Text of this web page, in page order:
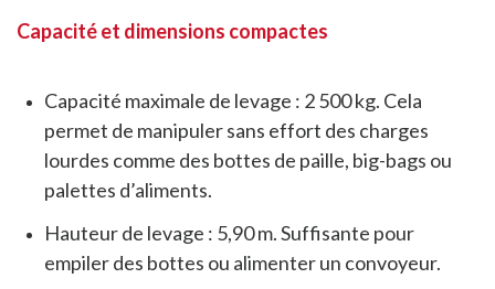
Capacité et dimensions compactes
Capacité maximale de levage : 2 500 kg. Cela
permet de manipuler sans effort des charges
lourdes comme des bottes de paille, big-bags ou
palettes d’aliments.
Hauteur de levage : 5,90 m. Suffisante pour
empiler des bottes ou alimenter un convoyeur.